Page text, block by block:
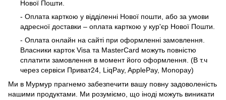
Нової Пошти.
- Оплата карткою у відділенні Нової пошти, або за умови
адресної доставки – оплата карткою у кур'єр Нової Пошти.
- Оплата онлайн на сайті при оформленні замовлення.
Власники карток Visa та MasterCard можуть повністю
сплатити замовлення в момент його оформлення. (В т.ч
через сервіси Приват24, LiqPay, ApplePay, Monopay)
Ми в Мурмур прагнемо забезпечити вашу повну задоволеність
нашими продуктами. Ми розуміємо, що іноді можуть виникати